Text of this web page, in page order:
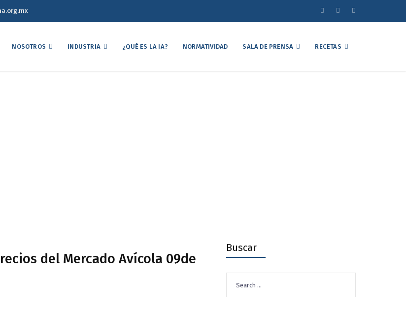
NOSOTROS INDUSTRIA ¿QUÉ ES LA IA? NORMATIVIDAD SALA DE PRENSA RECETAS
del Mercado Avícola 09de
Buscar
for: